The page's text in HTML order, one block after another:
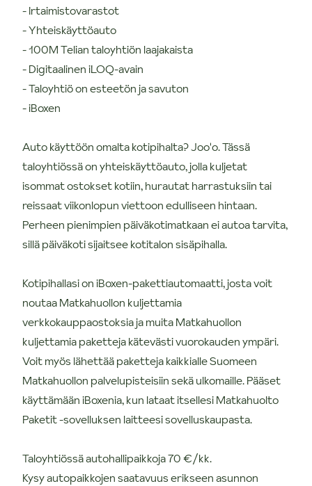
- Irtaimistovarastot
- Yhteiskäyttöauto
- 100M Telian taloyhtiön laajakaista
- Digitaalinen iLOQ-avain
- Taloyhtiö on esteetön ja savuton
- iBoxen
Auto käyttöön omalta kotipihalta? Joo'o. Tässä
taloyhtiössä on yhteiskäyttöauto, jolla kuljetat
isommat ostokset kotiin, hurautat harrastuksiin tai
reissaat viikonlopun viettoon edulliseen hintaan.
Perheen pienimpien päiväkotimatkaan ei autoa tarvita,
sillä päiväkoti sijaitsee kotitalon sisäpihalla.
Kotipihallasi on iBoxen-pakettiautomaatti, josta voit
noutaa Matkahuollon kuljettamia
verkkokauppaostoksia ja muita Matkahuollon
kuljettamia paketteja kätevästi vuorokauden ympäri.
Voit myös lähettää paketteja kaikkialle Suomeen
Matkahuollon palvelupisteisiin sekä ulkomaille. Pääset
käyttämään iBoxenia, kun lataat itsellesi Matkahuolto
Paketit -sovelluksen laitteesi sovelluskaupasta.
Taloyhtiössä autohallipaikkoja 70 €/kk.
Kysy autopaikkojen saatavuus erikseen asunnon